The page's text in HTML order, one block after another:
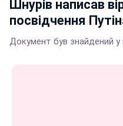
Шнурів написав
посвідчення
Документ був знайдений у